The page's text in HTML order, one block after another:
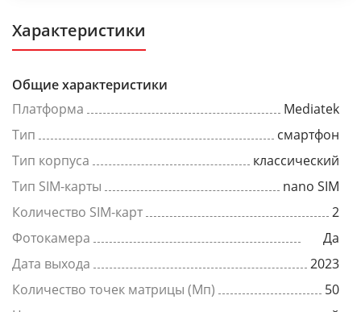
Характеристики
Общие характеристики
Платформа
Mediatek
Тип
смартфон
Тип корпуса
классический
Тип SIM-карты
nano SIM
Количество SIM-карт
2
Фотокамера
Да
Дата выхода
2023
Количество точек матрицы (Мп)
50